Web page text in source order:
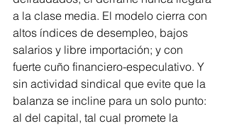
a la clase media. El modelo cierra con
altos índices de desempleo, bajos
salarios y libre importación; y con
fuerte cuño financiero-especulativo. Y
sin actividad sindical que evite que la
balanza se incline para un solo punto:
al del capital, tal cual promete la